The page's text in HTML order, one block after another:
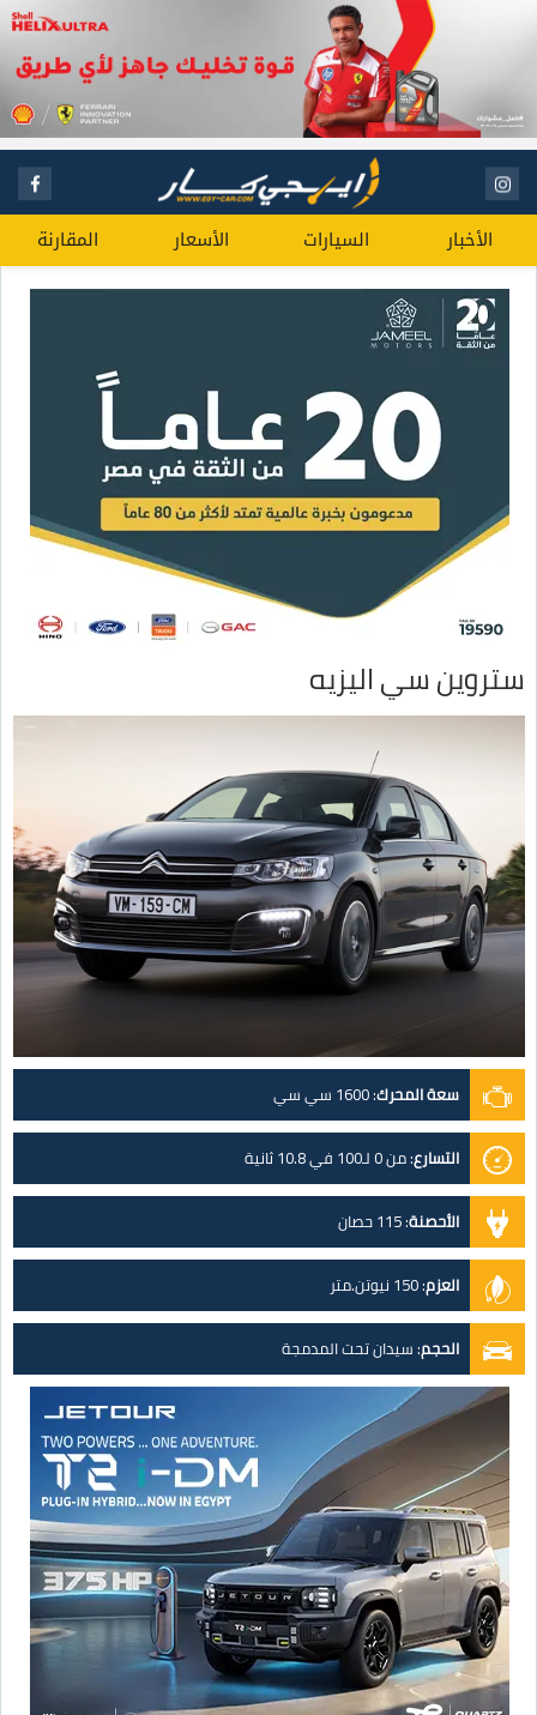
الأخبار السيارات الأسعار المقارنة
ستروين سي اليزيه
سعة المحرك:1600 سي سي
التسارع:من 0 لـ100 في 10.8 ثانية
الأحصنة:115 حصان
العزم:150 نيوتن.متر
الحجم:سيدان تحت المدمجة